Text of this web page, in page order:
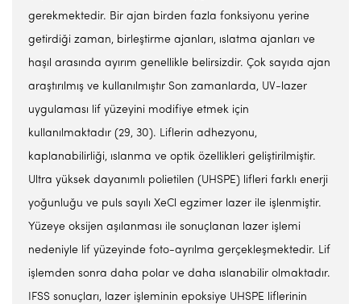
gerekmektedir. Bir ajan birden fazla fonksiyonu yerine
getirdiği zaman, birleştirme ajanları, ıslatma ajanları ve
haşıl arasında ayırım genellikle belirsizdir. Çok sayıda ajan
araştırılmış ve kullanılmıştır Son zamanlarda, UV-lazer
uygulaması lif yüzeyini modifiye etmek için
kullanılmaktadır (29, 30). Liflerin adhezyonu,
kaplanabilirliği, ıslanma ve optik özellikleri geliştirilmiştir.
Ultra yüksek dayanımlı polietilen (UHSPE) lifleri farklı enerji
yoğunluğu ve puls sayılı XeCl egzimer lazer ile işlenmiştir.
Yüzeye oksijen aşılanması ile sonuçlanan lazer işlemi
nedeniyle lif yüzeyinde foto-ayrılma gerçekleşmektedir. Lif
işlemden sonra daha polar ve daha ıslanabilir olmaktadır.
IFSS sonuçları, lazer işleminin epoksiye UHSPE liflerinin